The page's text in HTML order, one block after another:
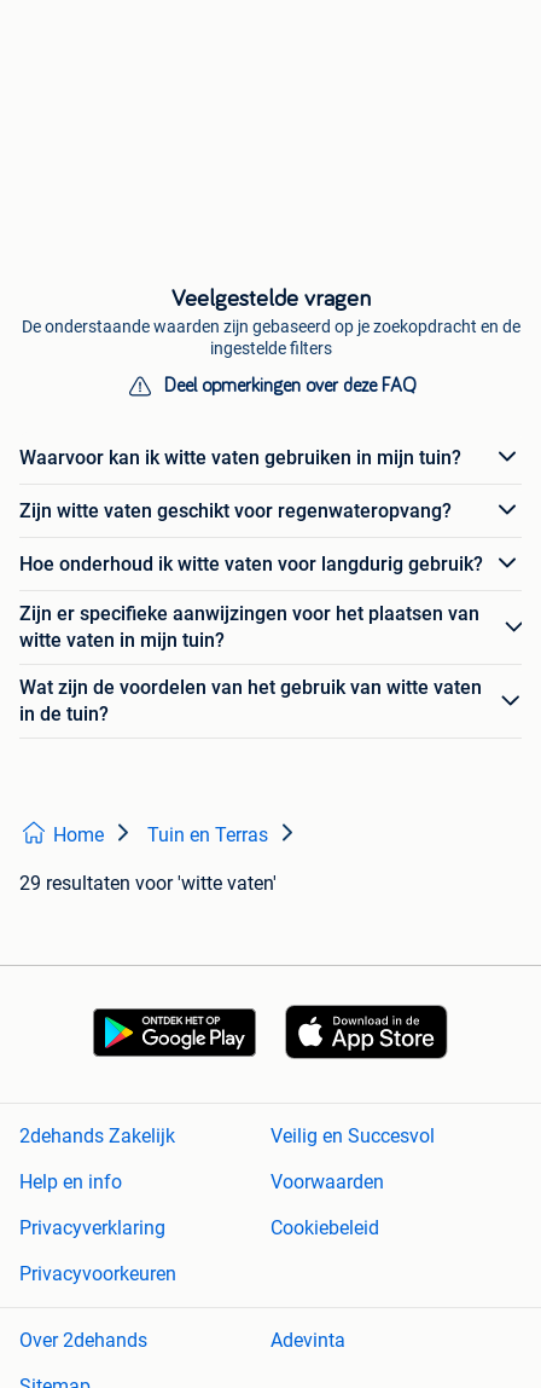
Veelgestelde vragen
De onderstaande waarden zijn gebaseerd op je zoekopdracht en de
ingestelde filters
Deel opmerkingen over deze FAQ
Waarvoor kan ik witte vaten gebruiken in mijn tuin?
Zijn witte vaten geschikt voor regenwateropvang?
Hoe onderhoud ik witte vaten voor langdurig gebruik?
Zijn er specifieke aanwijzingen voor het plaatsen van
witte vaten in mijn tuin?
Wat zijn de voordelen van het gebruik van witte vaten
in de tuin?
Home Tuin en Terras
29 resultaten voor 'witte vaten'
2dehands Zakelijk
Veilig en Succesvol
Help en info
Voorwaarden
Privacyverklaring
Cookiebeleid
Privacyvoorkeuren
Over 2dehands
Adevinta